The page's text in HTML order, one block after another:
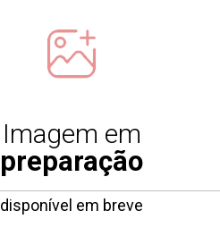
Imagem em
preparação
disponível em breve